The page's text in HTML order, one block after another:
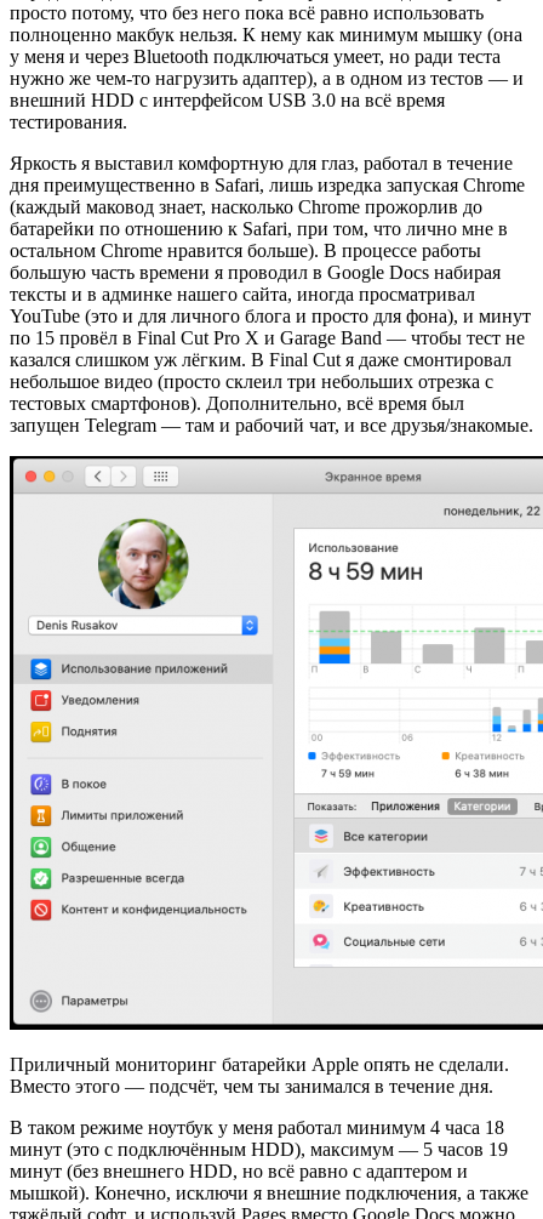
просто потому, что без него пока всё равно использовать
полноценно макбук нельзя. К нему как минимум мышку (она
у меня и через Bluetooth подключаться умеет, но ради теста
нужно же чем-то нагрузить адаптер), а в одном из тестов — и
внешний HDD с интерфейсом USB 3.0 на всё время
тестирования.
Яркость я выставил комфортную для глаз, работал в течение
дня преимущественно в Safari, лишь изредка запуская Chrome
(каждый маковод знает, насколько Chrome прожорлив до
батарейки по отношению к Safari, при том, что лично мне в
остальном Chrome нравится больше). В процессе работы
большую часть времени я проводил в Google Docs набирая
тексты и в админке нашего сайта, иногда просматривал
YouTube (это и для личного блога и просто для фона), и минут
по 15 провёл в Final Cut Pro X и Garage Band — чтобы тест не
казался слишком уж лёгким. В Final Cut я даже смонтировал
небольшое видео (просто склеил три небольших отрезка с
тестовых смартфонов). Дополнительно, всё время был
запущен Telegram — там и рабочий чат, и все друзья/знакомые.
Приличный мониторинг батарейки Apple опять не сделали.
Вместо этого — подсчёт, чем ты занимался в течение дня.
В таком режиме ноутбук у меня работал минимум 4 часа 18
минут (это с подключённым HDD), максимум — 5 часов 19
минут (без внешнего HDD, но всё равно с адаптером и
мышкой). Конечно, исключи я внешние подключения, а также
тяжёлый софт, и используй Pages вместо Google Docs можно